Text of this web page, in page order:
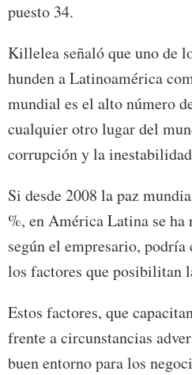
puesto 34.
Killelea señaló que uno de
hunden a Latinoamérica
mundial es el alto número
cualquier otro lugar del
corrupción y la
Si desde 2008 la paz
%, en América Latina se
según el empresario,
los factores que posibilitan
Estos factores, que
frente a circunstancias
buen entorno para los